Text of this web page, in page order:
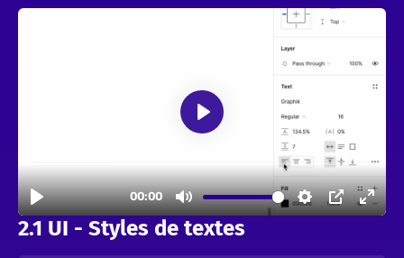
2.1 UI - Styles de textes